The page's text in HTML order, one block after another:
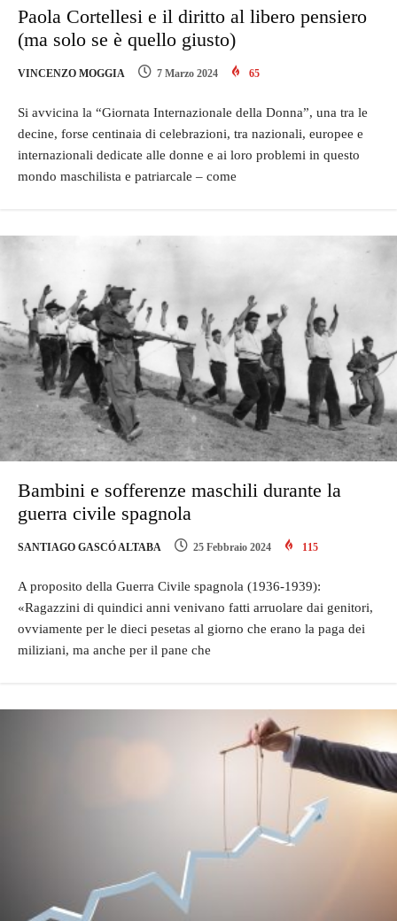
Paola Cortellesi e il diritto al libero pensiero
(ma solo se è quello giusto)
VINCENZO MOGGIA 7 Marzo 2024 65
Si avvicina la “Giornata Internazionale della Donna”, una tra le
decine, forse centinaia di celebrazioni, tra nazionali, europee e
internazionali dedicate alle donne e ai loro problemi in questo
mondo maschilista e patriarcale – come
Bambini e sofferenze maschili durante la
guerra civile spagnola
SANTIAGO GASCÓ ALTABA 25 Febbraio 2024 115
A proposito della Guerra Civile spagnola (1936-1939):
«Ragazzini di quindici anni venivano fatti arruolare dai genitori,
ovviamente per le dieci pesetas al giorno che erano la paga dei
miliziani, ma anche per il pane che